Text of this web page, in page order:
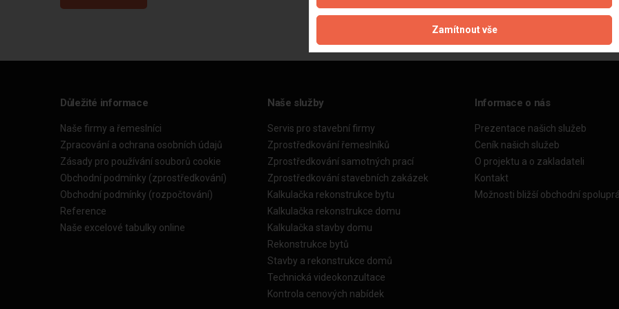
Důležité informace
Naše firmy a řemeslníci
Zpracování a ochrana osobních údajů
Zásady pro používání souborů cookie
Obchodní podmínky (zprostředkování)
Obchodní podmínky (rozpočtování)
Reference
Naše excelové tabulky online
Naše služby
Servis pro stavební firmy
Zprostředkování řemeslníků
Zprostředkování samotných prací
Zprostředkování stavebních zakázek
Kalkulačka rekonstrukce bytu
Kalkulačka rekonstrukce domu
Kalkulačka stavby domu
Rekonstrukce bytů
Stavby a rekonstrukce domů
Technická videokonzultace
Kontrola cenových nabídek
Informace o nás
Prezentace našich služeb
Ceník našich služeb
O projektu a o zakladateli
Kontakt
Možnosti bližší obchodní
Zamítnout vše